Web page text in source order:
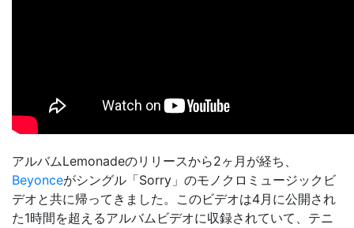
アルバムLemonadeのリリースから2ヶ月が経ち、
Beyonceがシングル「Sorry」のモノクロミュージックビ
デオと共に帰ってきました。このビデオは4月に公開され
た1時間を超えるアルバムビデオに収録されていて、テニ